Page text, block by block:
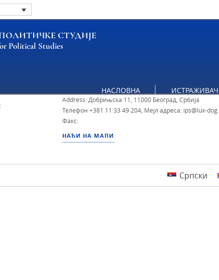
СТУДИЈЕ
Political Studies
НАСЛОВНА
ИПС - Институт за политичке студије
Address: Добрињска 11, 11000 Београд, Србија
Телефон +381 11 33 49 204, Мејл адреса: ips@lux-
Факс:
НАЂИ НА МАПИ
Српски